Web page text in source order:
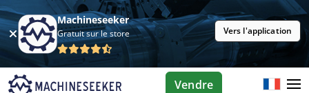
Machineseeker
Gratuit sur le store Vers l'application
Vendre